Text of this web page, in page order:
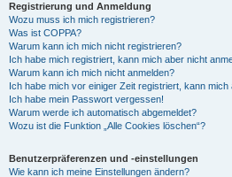
Registrierung und Anmeldung
Wozu muss ich mich registrieren?
Was ist COPPA?
Warum kann ich mich nicht registrieren?
Ich habe mich registriert, kann mich aber nicht
Warum kann ich mich nicht anmelden?
Ich habe mich vor einiger Zeit registriert, kann mich
Ich habe mein Passwort vergessen!
Warum werde ich automatisch abgemeldet?
Wozu ist die Funktion „Alle Cookies löschen“?
Benutzerpräferenzen und -einstellungen
Wie kann ich meine Einstellungen ändern?